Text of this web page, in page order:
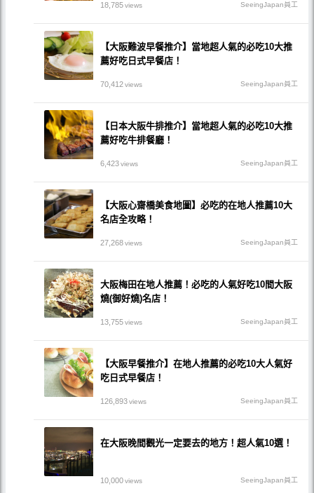
18,785views SeeingJapan員工
【大阪難波早餐推介】當地超人氣的必吃10大推
薦好吃日式早餐店！
70,412views SeeingJapan員工
【日本大阪牛排推介】當地超人氣的必吃10大推
薦好吃牛排餐廳！
6,423views SeeingJapan員工
【大阪心齋橋美食地圖】必吃的在地人推薦10大
名店全攻略！
27,268views SeeingJapan員工
大阪梅田在地人推薦！必吃的人氣好吃10間大阪
燒(御好燒)名店！
13,755views SeeingJapan員工
【大阪早餐推介】在地人推薦的必吃10大人氣好
吃日式早餐店！
126,893views SeeingJapan員工
在大阪晚間觀光一定要去的地方！超人氣10選！
10,000views SeeingJapan員工